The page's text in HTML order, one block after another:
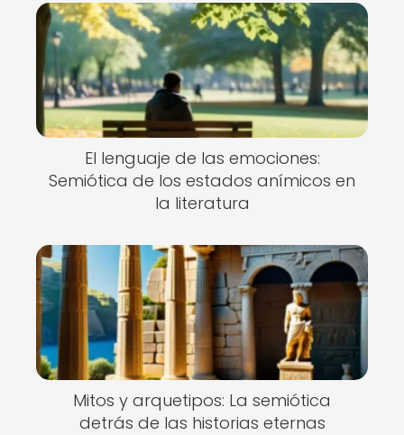
El lenguaje de las emociones:
Semiótica de los estados anímicos en
la literatura
Mitos y arquetipos: La semiótica
detrás de las historias eternas